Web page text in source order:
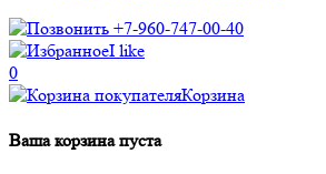
+7-960-747-00-40
I like
0
Корзина
Ваша корзина пуста